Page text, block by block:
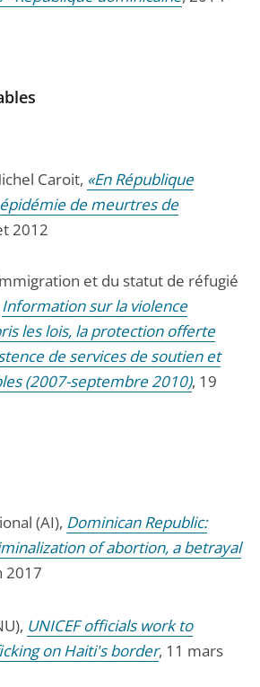
Caroit, «En République
de meurtres de
2012
et du statut de réfugié
Information sur la violence
les lois, la protection offerte
de services de soutien et
(2007-septembre 2010), 19
(AI), Dominican Republic:
of abortion, a betrayal
2017
UNICEF officials work to
on Haiti's border, 11 mars